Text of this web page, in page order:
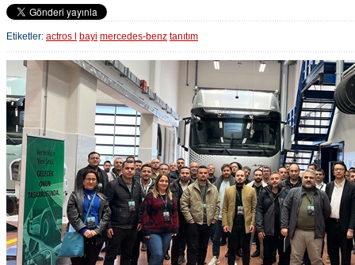
Etiketler: actros l bayi mercedes-benz tanıtım